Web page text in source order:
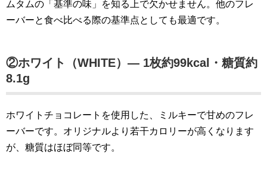
ムタムの「基準の味」を知る上で欠かせません。他のフレ
ーバーと食べ比べる際の基準点としても最適です。
②ホワイト（WHITE）— 1枚約99kcal・糖質約
8.1g
ホワイトチョコレートを使用した、ミルキーで甘めのフレ
ーバーです。オリジナルより若干カロリーが高くなります
が、糖質はほぼ同等です。